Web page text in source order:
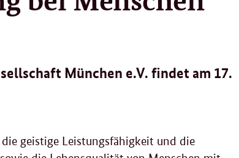
München e.V. findet am 17.
geistige Leistungsfähigkeit und die